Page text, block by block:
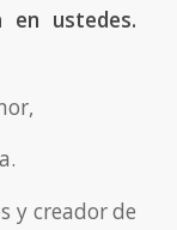
ustedes.
y creador de